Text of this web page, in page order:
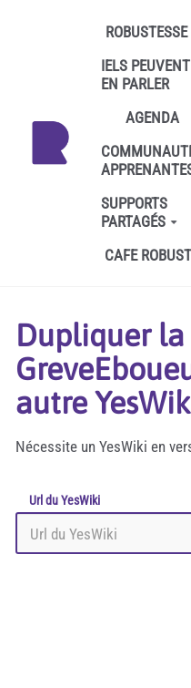
Aller au contenu principal
ROBUSTESSE
IELS PEUVENT
EN PARLER
AGENDA
SUPPORTS
PARTAGÉS
CAFE
Dupliquer
autre
Nécessite un YesWiki en
Url du YesWiki